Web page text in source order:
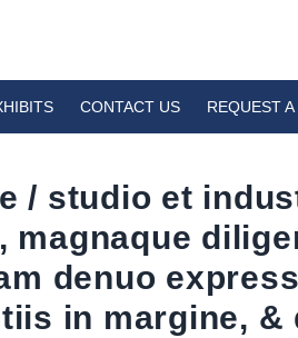
CONTACT US REQUEST
/ studio et
magnaque
denuo
in margine, &